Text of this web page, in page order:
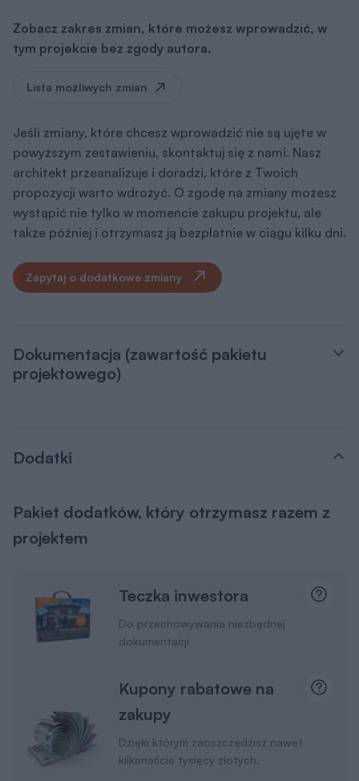
Zobacz zakres zmian, które możesz wprowadzić, w
tym projekcie bez zgody autora.
Lista możliwych zmian
Jeśli zmiany, które chcesz wprowadzić nie są ujęte w
powyższym zestawieniu, skontaktuj się z nami. Nasz
architekt przeanalizuje i doradzi, które z Twoich
propozycji warto wdrożyć. O zgodę na zmiany możesz
wystąpić nie tylko w momencie zakupu projektu, ale
także później i otrzymasz ją bezpłatnie w ciągu kilku dni.
Zapytaj o dodatkowe zmiany
Dokumentacja (zawartość pakietu
projektowego)
Dodatki
Pakiet dodatków, który otrzymasz razem z
projektem
Teczka inwestora
Do przechowywania niezbędnej
dokumentacji
Kupony rabatowe na
zakupy
Dzięki którym zaoszczędzisz nawet
kilkanaście tysięcy złotych.